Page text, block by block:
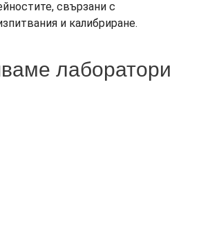
свързани с
и калибриране.
лаборатори